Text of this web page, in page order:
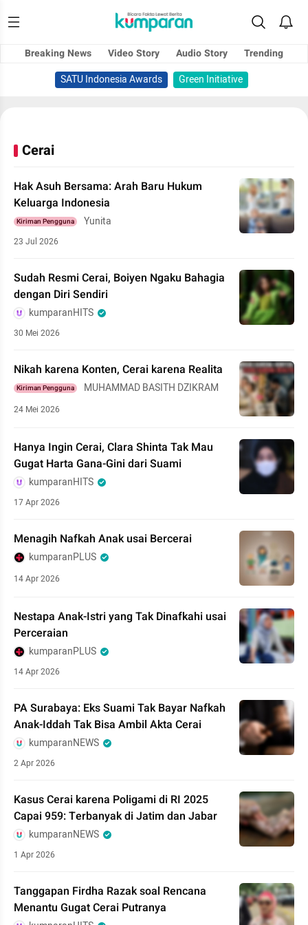
Breaking News Video Story Audio Story
Trending
SATU Indonesia Awards
Green Initiative
Cerai
Hak Asuh Bersama: Arah Baru Hukum
Keluarga Indonesia
Kiriman Pengguna Yunita
23 Jul 2026
Sudah Resmi Cerai, Boiyen Ngaku Bahagia
dengan Diri Sendiri
kumparanHITS
30 Mei 2026
Nikah karena Konten, Cerai karena Realita
Kiriman Pengguna MUHAMMAD BASITH DZIKRAM
24 Mei 2026
Hanya Ingin Cerai, Clara Shinta Tak Mau
Gugat Harta Gana-Gini dari Suami
kumparanHITS
17 Apr 2026
Menagih Nafkah Anak usai Bercerai
kumparanPLUS
14 Apr 2026
Nestapa Anak-Istri yang Tak Dinafkahi usai
Perceraian
kumparanPLUS
14 Apr 2026
PA Surabaya: Eks Suami Tak Bayar Nafkah
Anak-Iddah Tak Bisa Ambil Akta Cerai
kumparanNEWS
2 Apr 2026
Kasus Cerai karena Poligami di RI 2025
Capai 959: Terbanyak di Jatim dan Jabar
kumparanNEWS
1 Apr 2026
Tanggapan Firdha Razak soal Rencana
Menantu Gugat Cerai Putranya